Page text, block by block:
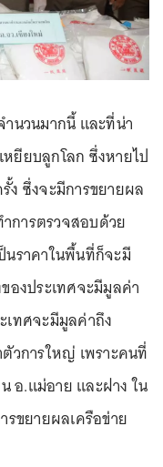
ำนวนมากนี้ และที่น่า
ยียบลูกโลก ซึ่งหายไป
ง ซึ่งจะมีการขยายผล
การตรวจสอบด้วย
นราคาในพื้นที่ก็จะมี
องประเทศจะมีมูลค่า
ทศจะมีมูลค่าถึง
วการใหญ่ เพราะคนที่
อ.แม่อาย และฝาง ใน
ขยายผลเครือข่าย